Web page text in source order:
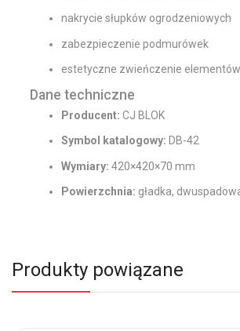
nakrycie słupków ogrodzeniowych
zabezpieczenie podmurówek
estetyczne zwieńczenie
Dane techniczne
Producent: CJ BLOK
Symbol katalogowy: DB-42
Wymiary: 420×420×70 mm
Powierzchnia: gładka,
Produkty powiązane